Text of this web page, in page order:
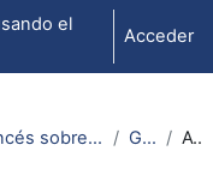
el
Acceder
Glosario Glosario bilingüe español-francés sobre legislación y normativa del sistema educativo General Avisos